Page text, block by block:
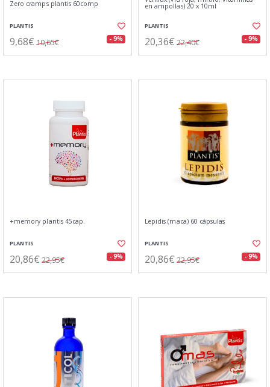
Zero cramps plantis 60comp
PLANTIS
9,68€ 10,65€ - 9%
en ampollas) 20 x 10ml
PLANTIS
20,36€ 22,40€ - 9%
+memory plantis 45cap.
PLANTIS
20,86€ 22,95€ - 9%
Lepidis (maca) 60 cápsulas
PLANTIS
20,86€ 22,95€ - 9%